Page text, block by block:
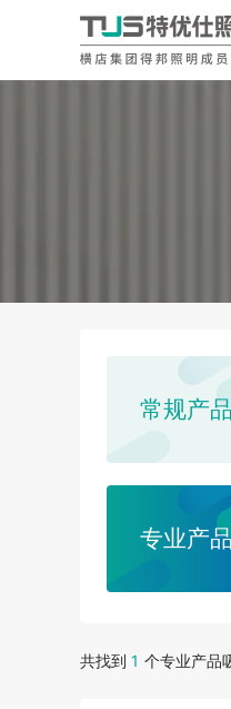
常规产品
专业产
共找到1 个专业产品